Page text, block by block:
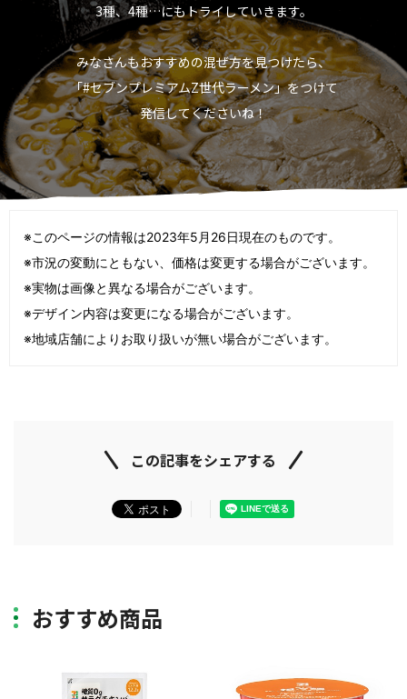
3種、4種…にもトライしていきます。
みなさんもおすすめの混ぜ方を見つけたら、
「#セブンプレミアムZ世代ラーメン」をつけて
発信してくださいね！
※このページの情報は2023年5月26日現在のものです。
※市況の変動にともない、価格は変更する場合がございます。
※実物は画像と異なる場合がございます。
※デザイン内容は変更になる場合がございます。
※地域店舗によりお取り扱いが無い場合がございます。
この記事をシェアする
おすすめ商品